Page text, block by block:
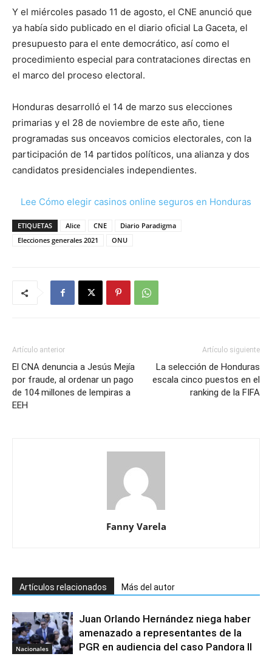
Y el miércoles pasado 11 de agosto, el CNE anunció que
ya había sido publicado en el diario oficial La Gaceta, el
presupuesto para el ente democrático, así como el
procedimiento especial para contrataciones directas en
el marco del proceso electoral.
Honduras desarrolló el 14 de marzo sus elecciones
primarias y el 28 de noviembre de este año, tiene
programadas sus onceavos comicios electorales, con la
participación de 14 partidos políticos, una alianza y dos
candidatos presidenciales independientes.
Lee Cómo elegir casinos online seguros en Honduras
ETIQUETAS Alice CNE
Diario Paradigma
Elecciones generales 2021
ONU
Artículo anterior
El CNA denuncia a Jesús Mejía
por fraude, al ordenar un pago
de 104 millones de lempiras a
EEH
Artículo siguiente
La selección de Honduras
escala cinco puestos en el
ranking de la FIFA
Fanny Varela
Artículos relacionados Más del autor
Nacionales
Juan Orlando Hernández niega haber
amenazado a representantes de la
PGR en audiencia del caso Pandora II